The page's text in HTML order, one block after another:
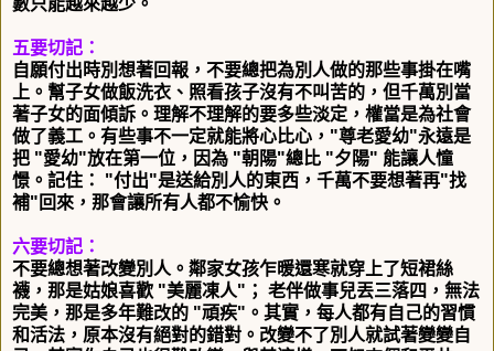
五要切記：
自願付出時別想著回報，不要總把為別人做的那些事掛在嘴
上。 幫子女做飯洗衣、照看孩子沒有不叫苦的， 但千萬別當
著子女的面傾訴。理解不理解的要多些淡定， 權當是為社會
做了義工。有些事不一定就能將心比心，"尊老愛幼"永遠是
把 "愛幼"放在第一位，因為 "朝陽"總比 "夕陽" 能讓人憧
憬。記住： "付出"是送給別人的東西，千萬不要想著再"找
補"回來，那會讓所有人都不愉快。
六要切記：
不要總想著改變別人。鄰家女孩乍暖還寒就穿上了短裙絲
襪， 那是姑娘喜歡 "美麗凍人"； 老伴做事兒丟三落四，無法
完美， 那是多年難改的 "頑疾"。其實，每人都有自己的習慣
和活法， 原本沒有絕對的錯對。改變不了別人就試著變變自